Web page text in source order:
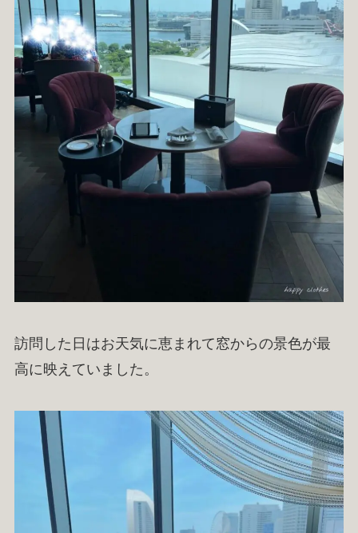
訪問した日はお天気に恵まれて窓からの景色が最
高に映えていました。